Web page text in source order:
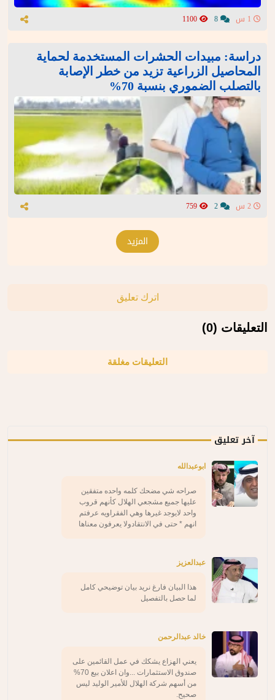
دراسة: مبيدات الحشرات المستخدمة لحماية
المحاصيل الزراعية تزيد من خطر الإصابة
بالتصلب الضموري بنسبة 70%
المزيد
اترك تعليق
التعليقات (0)
التعليقات مغلقة
آخر تعليق
ابوعبدالله
صراحه شي مضحك كلمه واحده متفقين
عليها جميع مشجعي الهلال كأنهم قروب
واحد لايوجد غيرها وهي الفقراويه عرفتم
انهم * حتى في الانتقادولا يعرفون معناها
عبدالعزيز
هذا البيان فارغ نريد بيان توضيحي كامل
لما حصل بالتفصيل
خالد عبدالرحمن
يعني الهزاع يشكك في عمل القائمين على
صندوق الاستثمارات ...وان اعلان بيع 70%
من أسهم شركة الهلال للأمير الوليد ليس
صحيح.